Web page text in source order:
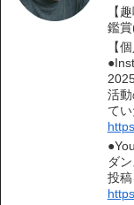
【
鑑
【
活
て
ダ
投稿